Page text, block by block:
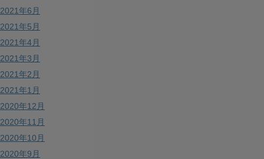
2021年6月
2021年5月
2021年4月
2021年3月
2021年2月
2021年1月
2020年12月
2020年11月
2020年10月
2020年9月